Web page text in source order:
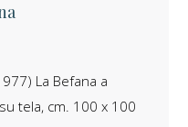
La Befana a
tela, cm. 100 x 100